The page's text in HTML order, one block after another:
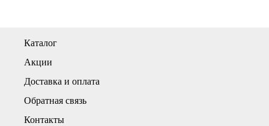
Каталог
Акции
Доставка и оплата
Обратная связь
Контакты